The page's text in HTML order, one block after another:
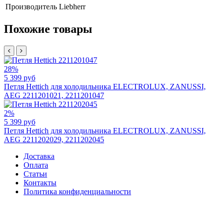
Производитель Liebherr
Похожие товары
28%
5 399 руб
Петля Hettich для холодильника ELECTROLUX, ZANUSSI,
AEG 2211201021, 2211201047
2%
5 399 руб
Петля Hettich для холодильника ELECTROLUX, ZANUSSI,
AEG 2211202029, 2211202045
Доставка
Оплата
Статьи
Контакты
Политика конфиденциальности